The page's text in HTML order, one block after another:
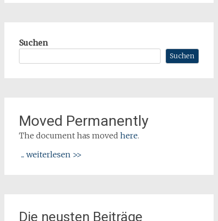
Suchen
Suchen
Moved Permanently
The document has moved here.
... weiterlesen >>
Die neusten Beiträge